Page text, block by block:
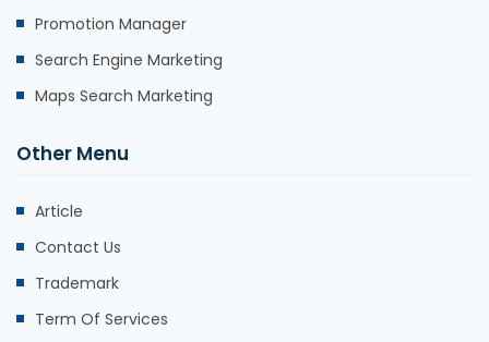
Promotion Manager
Search Engine Marketing
Maps Search Marketing
Other Menu
Article
Contact Us
Trademark
Term Of Services